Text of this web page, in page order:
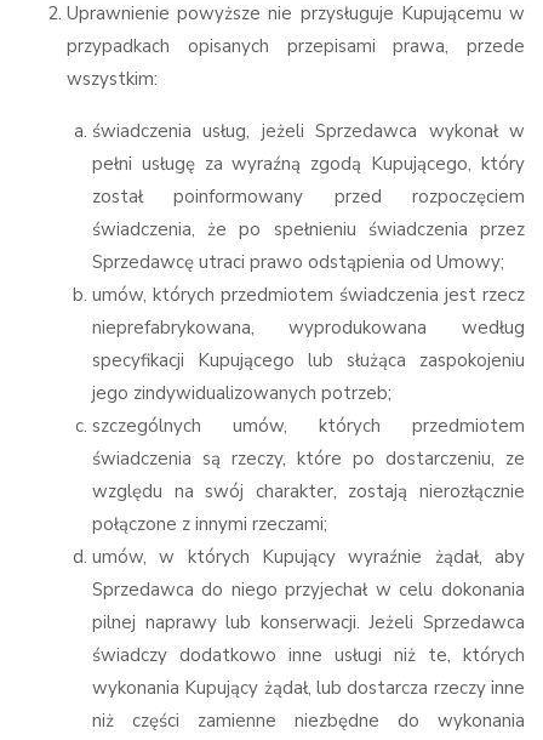
Uprawnienie powyższe nie przysługuje Kupującemu w
przypadkach opisanych przepisami prawa, przede
wszystkim:
świadczenia usług, jeżeli Sprzedawca wykonał w
pełni usługę za wyraźną zgodą Kupującego, który
został poinformowany przed rozpoczęciem
świadczenia, że po spełnieniu świadczenia przez
Sprzedawcę utraci prawo odstąpienia od Umowy;
umów, których przedmiotem świadczenia jest rzecz
nieprefabrykowana, wyprodukowana według
specyfikacji Kupującego lub służąca zaspokojeniu
jego zindywidualizowanych potrzeb;
szczególnych umów, których przedmiotem
świadczenia są rzeczy, które po dostarczeniu, ze
względu na swój charakter, zostają nierozłącznie
połączone z innymi rzeczami;
umów, w których Kupujący wyraźnie żądał, aby
Sprzedawca do niego przyjechał w celu dokonania
pilnej naprawy lub konserwacji. Jeżeli Sprzedawca
świadczy dodatkowo inne usługi niż te, których
wykonania Kupujący żądał, lub dostarcza rzeczy inne
niż części zamienne niezbędne do wykonania